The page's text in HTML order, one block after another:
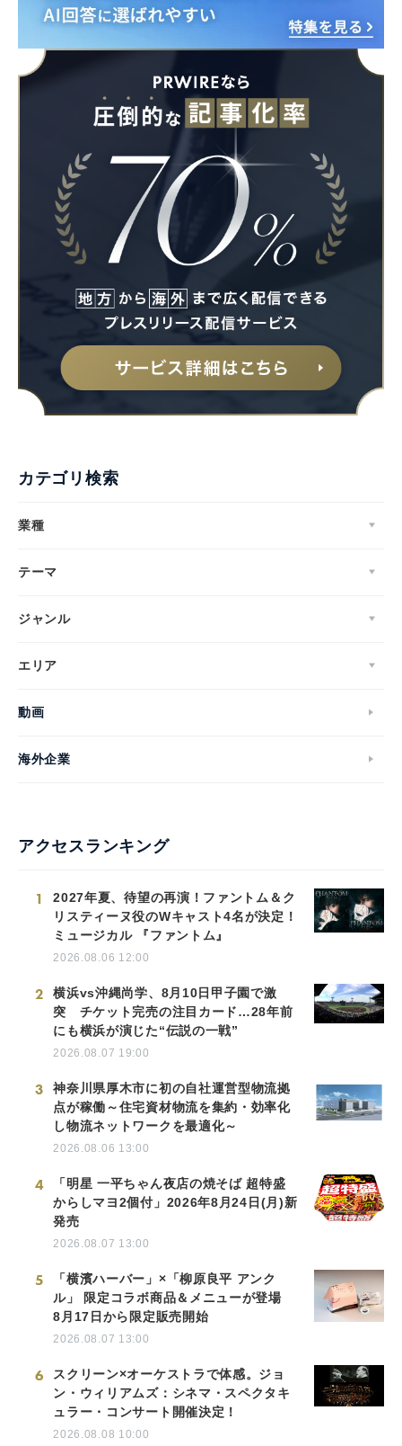
カテゴリ検索
業種
テーマ
ジャンル
エリア
動画
海外企業
アクセスランキング
1
2027年夏、待望の再演！ファントム＆ク
リスティーヌ役のWキャスト4名が決定！
ミュージカル 『ファントム』
2026.08.06 12:00
2
横浜vs沖縄尚学、8月10日甲子園で激
突 チケット完売の注目カード…28年前
にも横浜が演じた“伝説の一戦”
2026.08.07 19:00
3
神奈川県厚木市に初の自社運営型物流拠
点が稼働～住宅資材物流を集約・効率化
し物流ネットワークを最適化～
2026.08.06 13:00
4
「明星 一平ちゃん夜店の焼そば 超特盛
からしマヨ2個付」2026年8月24日(月)新
発売
2026.08.07 13:00
5
「横濱ハーバー」×「柳原良平 アンク
ル」 限定コラボ商品＆メニューが登場
8月17日から限定販売開始
2026.08.07 13:00
6
スクリーン×オーケストラで体感。ジョ
ン・ウィリアムズ：シネマ・スペクタキ
ュラー・コンサート開催決定！
2026.08.08 10:00
Japanese
English